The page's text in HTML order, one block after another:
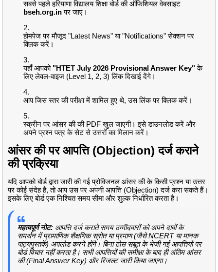
सबसे पहले हरियाणा विद्यालय शिक्षा बोर्ड की ऑफिशियल वेबसाइट
bseh.org.inपर जाएं।
होमपेज पर मौजूद "Latest News" या "Notifications" सेक्शन पर
क्लिक करें।
यहाँ आपको "HTET July 2026 Provisional Answer Key"के
लिए लेवल-वाइज (Level 1, 2, 3) लिंक दिखाई देंगे।
आप जिस स्तर की परीक्षा में शामिल हुए थे, उस लिंक पर क्लिक करें।
स्क्रीन पर आंसर की की PDF खुल जाएगी। इसे डाउनलोड करें और
अपने प्रश्न पत्र के सेट से उत्तरों का मिलान करें।
आंसर की पर आपत्ति (Objection) दर्ज कराने
की प्रक्रिया
यदि आपको बोर्ड द्वारा जारी की गई प्रोविजनल आंसर की के किसी प्रश्न या उत्तर
पर कोई संदेह है, तो आप उस पर अपनी आपत्ति (Objection) दर्ज करा सकते हैं।
इसके लिए बोर्ड एक निश्चित समय सीमा और शुल्क निर्धारित करता है।
महत्वपूर्ण नोट: आपत्ति दर्ज कराते समय उम्मीदवारों को अपने दावों के
समर्थन में प्रामाणिक शैक्षणिक स्रोत या प्रमाण (जैसे NCERT या मानक
पाठ्यपुस्तकें) अपलोड करने होंगे। बिना ठोस सबूत के भेजी गई आपत्तियों पर
बोर्ड विचार नहीं करता है। सभी आपत्तियों की समीक्षा के बाद ही अंतिम आंसर
की (Final Answer Key) और रिजल्ट जारी किया जाएगा।